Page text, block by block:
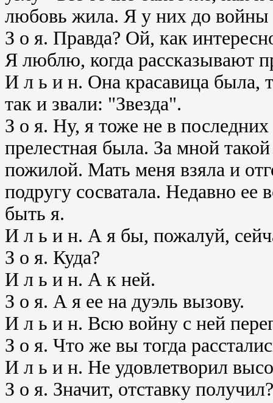
любовь жила. Я у них до войны
З о я. Правда? Ой, как
Я люблю, когда рассказывают
И л ь и н. Она красавица была,
так и звали: "Звезда".
З о я. Ну, я тоже не в
прелестная была. За мной
пожилой. Мать меня взяла и
подругу сосватала. Недавно ее
быть я.
И л ь и н. А я бы, пожалуй,
З о я. Куда?
И л ь и н. А к ней.
З о я. А я ее на дуэль вызову.
И л ь и н. Всю войну с ней
З о я. Что же вы тогда
И л ь и н. Не удовлетворил
З о я. Значит, отставку получил?